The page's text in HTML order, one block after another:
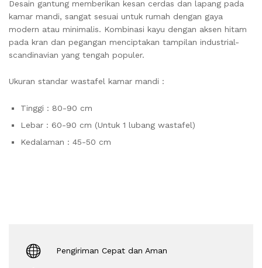
Desain gantung memberikan kesan cerdas dan lapang pada
kamar mandi, sangat sesuai untuk rumah dengan gaya
modern atau minimalis. Kombinasi kayu dengan aksen hitam
pada kran dan pegangan menciptakan tampilan industrial-
scandinavian yang tengah populer.
Ukuran standar wastafel kamar mandi :
Tinggi : 80-90 cm
Lebar : 60-90 cm (Untuk 1 lubang wastafel)
Kedalaman : 45-50 cm
Pengiriman Cepat dan Aman